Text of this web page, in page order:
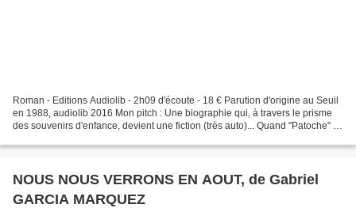
Roman - Editions Audiolib - 2h09 d'écoute - 18 € Parution d'origine au Seuil
en 1988, audiolib 2016 Mon pitch : Une biographie qui, à travers le prisme
des souvenirs d'enfance, devient une fiction (très auto)... Quand "Patoche" se
NOUS NOUS VERRONS EN AOUT, de Gabriel
GARCIA MARQUEZ